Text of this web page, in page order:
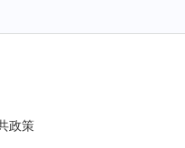
政策